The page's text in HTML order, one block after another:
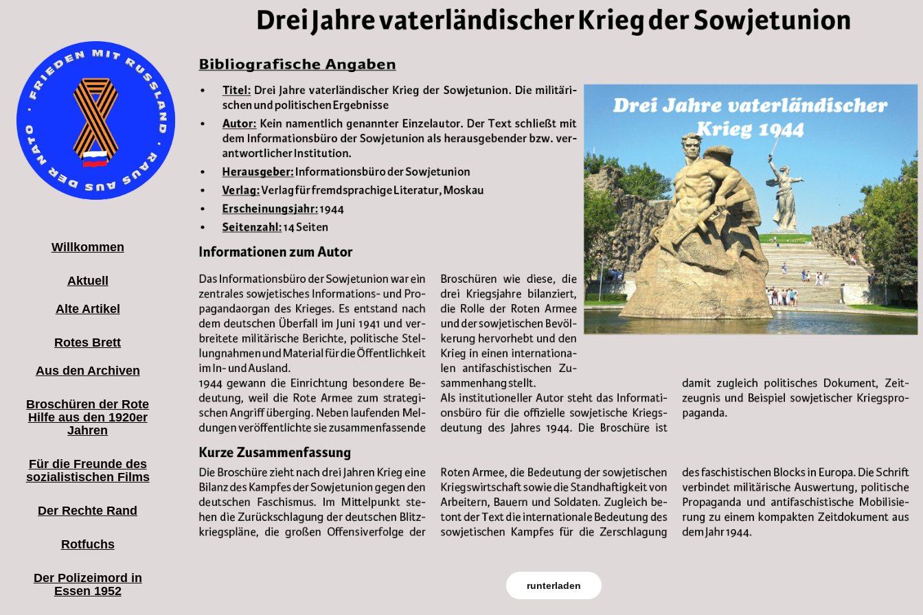
Willkommen
Aktuell
Alte Artikel
Rotes Brett
Aus den Archiven
Broschüren der Rote
Hilfe aus den 1920er
Jahren
Für die Freunde des
sozialistischen Films
Der Rechte Rand
Rotfuchs
Der Polizeimord in
Essen 1952
runterladen